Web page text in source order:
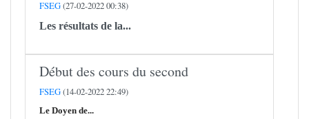
FSEG(27-02-2022 00:38)
Les résultats de la...
Début des cours du second
FSEG(14-02-2022 22:49)
Le Doyen de...